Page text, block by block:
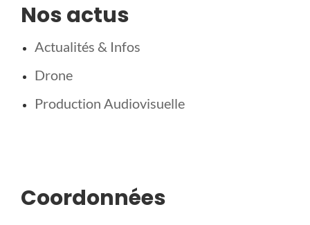
Nos actus
Actualités & Infos
Drone
Production Audiovisuelle
Coordonnées